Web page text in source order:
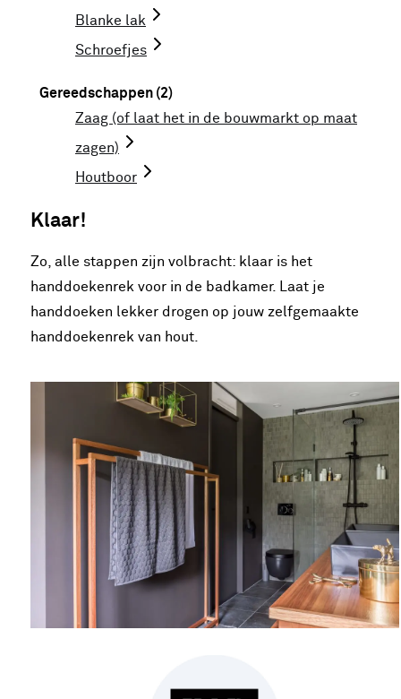
Blanke lak
Schroefjes
Gereedschappen (2)
Zaag (of laat het in de bouwmarkt op maat
zagen)
Houtboor
Klaar!
Zo, alle stappen zijn volbracht: klaar is het
handdoekenrek voor in de badkamer. Laat je
handdoeken lekker drogen op jouw zelfgemaakte
handdoekenrek van hout.